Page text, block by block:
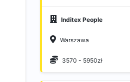
Inditex People
Warszawa
3570 - 5950zł